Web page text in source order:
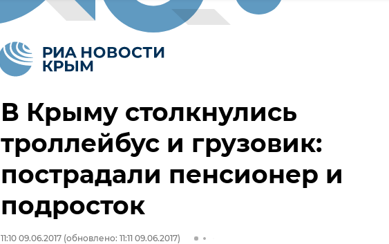
В Крыму столкнулись
троллейбус и грузовик:
пострадали пенсионер и
подросток
11:10 09.06.2017 (обновлено: 11:11 09.06.2017)